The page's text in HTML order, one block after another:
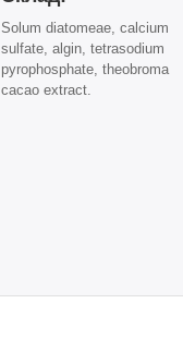
Solum diatomeae, calcium
sulfate, algin, tetrasodium
pyrophosphate, theobroma
cacao extract.